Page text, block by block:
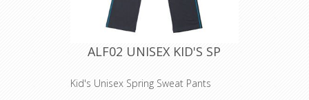
ALF02 UNISEX KID'S SP
Kid's Unisex Spring Sweat Pants